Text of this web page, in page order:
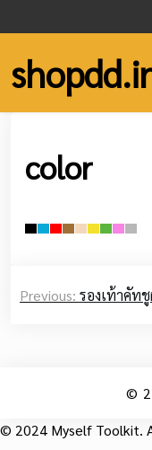
to
content
color
navigation
Previous: รองเท้าคัท
©
© 2024 Myself Toolkit.